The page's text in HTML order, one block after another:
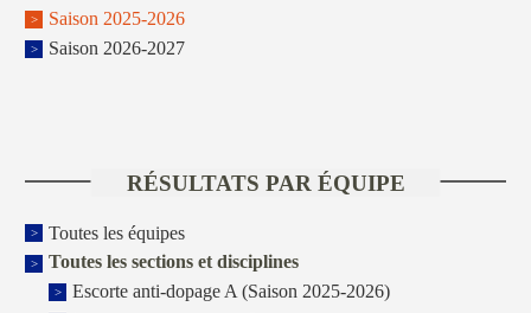
Saison 2025-2026
Saison 2026-2027
RÉSULTATS PAR ÉQUIPE
Toutes les équipes
Toutes les sections et disciplines
Escorte anti-dopage A (Saison 2025-2026)